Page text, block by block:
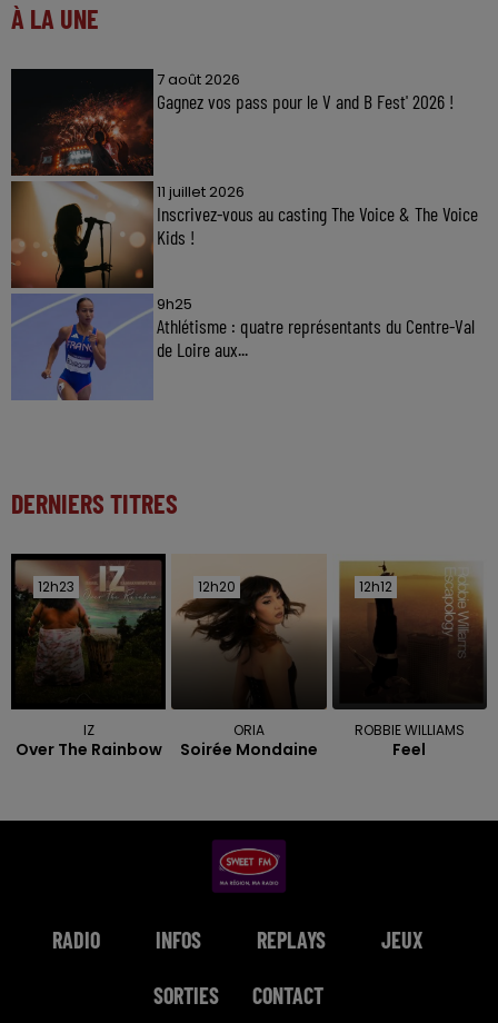
À LA UNE
7 août 2026
Gagnez vos pass pour le V and B Fest' 2026 !
11 juillet 2026
Inscrivez-vous au casting The Voice & The Voice
Kids !
9h25
Athlétisme : quatre représentants du Centre-Val
de Loire aux...
DERNIERS TITRES
12h23
12h23
IZ
Over The Rainbow
12h20
12h20
ORIA
Soirée Mondaine
12h12
12h12
ROBBIE WILLIAMS
Feel
RADIO INFOS REPLAYS JEUX
SORTIES CONTACT